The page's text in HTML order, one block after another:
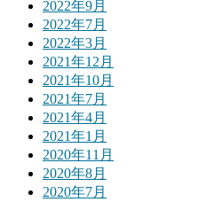
2022年9月
2022年7月
2022年3月
2021年12月
2021年10月
2021年7月
2021年4月
2021年1月
2020年11月
2020年8月
2020年7月